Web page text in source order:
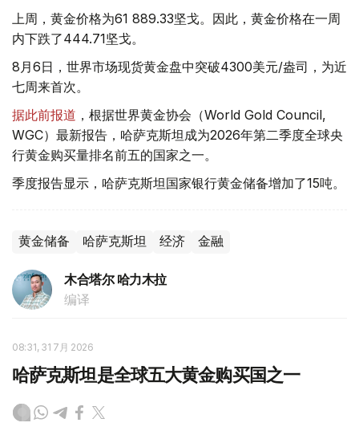
上周，黄金价格为61 889.33坚戈。因此，黄金价格在一周
内下跌了444.71坚戈。
8月6日，世界市场现货黄金盘中突破4300美元/盎司，为近
七周来首次。
据此前报道 ，根据世界黄金协会（World Gold Council,
WGC）最新报告，哈萨克斯坦成为2026年第二季度全球央
行黄金购买量排名前五的国家之一。
季度报告显示，哈萨克斯坦国家银行黄金储备增加了15吨。
黄金储备 哈萨克斯坦 经济 金融
木合塔尔 哈力木拉
编译
08:31, 31 7月 2026
哈萨克斯坦是全球五大黄金购买国之一